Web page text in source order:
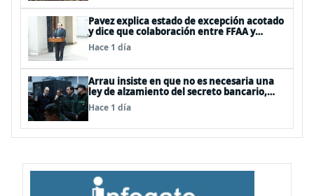
Pavez explica estado de excepción acotado
y dice que colaboración entre FFAA y
policías, “es algo del todo pertinente
analizar”
Hace 1 día
Arrau insiste en que no es necesaria una
ley de alzamiento del secreto bancario,
porque ya existe
Hace 1 día